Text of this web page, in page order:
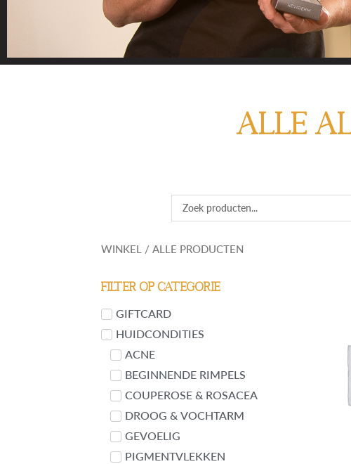
VIND
huidprobleem of product
ALLE
WINKEL / ALLE PRODUCTEN
Filter op categorie
GIFTCARD
HUIDCONDITIES
ACNE
BEGINNENDE RIMPELS
COUPEROSE & ROSACEA
DROOG & VOCHTARM
GEVOELIG
PIGMENTVLEKKEN